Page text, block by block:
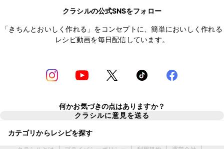
クラシルの公式SNSをフォロー
「きちんとおいしく作れる」をコンセプトに、簡単においしく作れる
レシピ動画を毎日配信しています。
何かお気づきの点はありますか？
クラシルに意見を送る
カテゴリからレシピを探す